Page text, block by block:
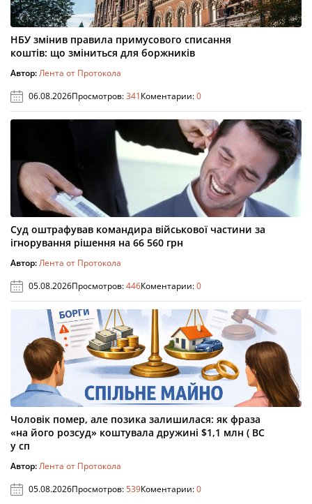
НБУ змінив правила примусового списання
коштів: що зміниться для боржників
Автор:Лента от Протокола
06.08.2026Просмотров:341Коментарии:0
Суд оштрафував командира військової частини за
ігнорування рішення на 66 560 грн
Автор:Лента от Протокола
05.08.2026Просмотров:446Коментарии:0
Чоловік помер, але позика залишилася: як фраза
«на його розсуд» коштувала дружині $1,1 млн ( ВС
у сп
Автор:Лента от Протокола
05.08.2026Просмотров:539Коментарии:0